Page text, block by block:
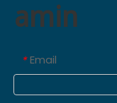
amin
* Email